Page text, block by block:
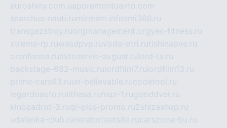
euroshiny.com.ua poremontuavto.com
searchus-nauti.ru mirmam.infosmi366.ru
transgazstroy.ruorgmanagement.orgyes-fitness.ru
xtreme-rp.ruwasdpvp.ruvoda-otri.rutishinapve.ru
orenferma.ruavtoservis-avgust.ru lord-tv.ru
backstage-682-music.ru lordfilm7.ru lordfilm13.ru
prime-cars63.ruun-believable.rucodetool.ru
legardoauto.ru lithasa.ru muz-1.rugooddver.ru
kinozadrot-3.ruqr-plus-promo.ru2shizashop.ru
udalenka-club.ru nerabotaetsite.rucarszona-bu.ru